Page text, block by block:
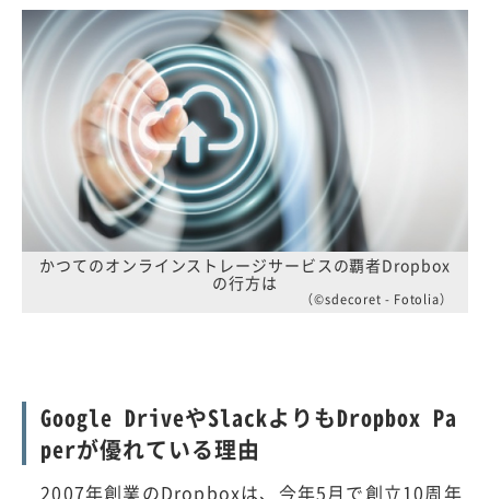
かつてのオンラインストレージサービスの覇者Dropbox
の行方は
（©sdecoret - Fotolia）
Google DriveやSlackよりもDropbox Pa
perが優れている理由
2007年創業のDropboxは、今年5月で創立10周年